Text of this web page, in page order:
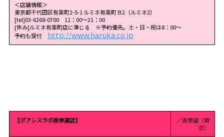
＜店舗情報＞
東京都千代田区有楽町2-5-1 ルミネ有楽町Ｂ2（ルミネ2）
[tel]03-6268-0700 11：00～21：00
[休み]ルミネ有楽町店に準じる ※予約優先。土・日・祝は8：00～
予約も受付 http://www.haruka.co.jp
【ポアレスラボ表参道店】
／表参道（東
京）